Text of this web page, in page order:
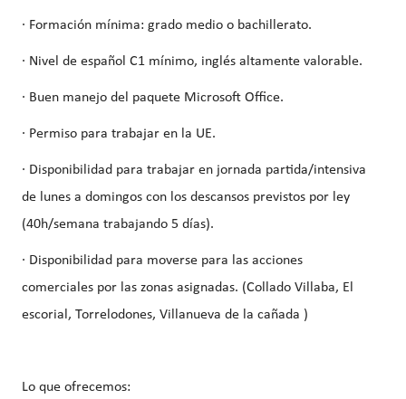
· Formación mínima: grado medio o bachillerato.
· Nivel de español C1 mínimo, inglés altamente valorable.
· Buen manejo del paquete Microsoft Office.
· Permiso para trabajar en la UE.
· Disponibilidad para trabajar en jornada partida/intensiva
de lunes a domingos con los descansos previstos por ley
(40h/semana trabajando 5 días).
· Disponibilidad para moverse para las acciones
comerciales por las zonas asignadas. (Collado Villaba, El
escorial, Torrelodones, Villanueva de la cañada )
Lo que ofrecemos: